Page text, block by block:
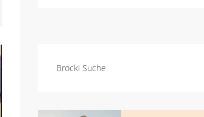
Brocki Suche